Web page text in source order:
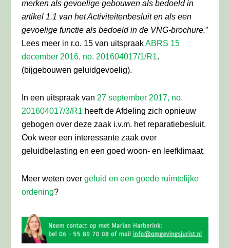
merken als gevoelige gebouwen als bedoeld in
artikel 1.1 van het Activiteitenbesluit en als een
gevoelige functie als bedoeld in de VNG-brochure.”
Lees meer in r.o. 15 van uitspraakABRS 15
december 2016, no. 201604017/1/R1.
(bijgebouwen geluidgevoelig).
In een uitspraak van 27 september 2017, no.
201604017/3/R1 heeft de Afdeling zich opnieuw
gebogen over deze zaak i.v.m. het reparatiebesluit.
Ook weer een interessante zaak over
geluidbelasting en een goed woon- en leefklimaat.
Meer weten overgeluid en een goede ruimtelijke
ordening?